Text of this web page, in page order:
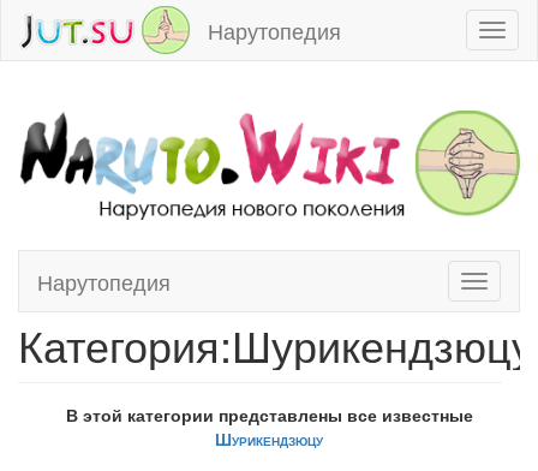
Нарутопедия
Toggle
Нарутопедия
Перейти к:навигация,поиск
Категория:Шурикендзюцу
В этой категории представлены все известные
Шурикендзюцу